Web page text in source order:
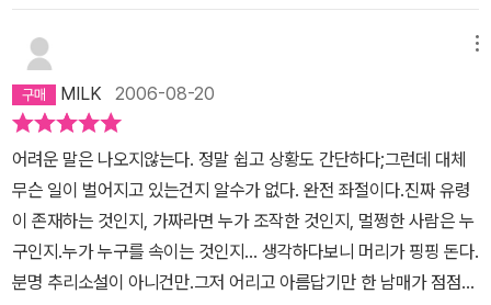
찾지 못한 채 당황하여 새파랗게 질려 나를 쏘아보았다. '그분이 오셨
나요?'이게 도대체 뭔 소리인지... 물론 비문은 없다. 이 부분의 원문
은 다음과 같다(텍스트로 복사하려다가 서식 고치기 귀찮아서 이미지
로 땄다. 출처는 우리의 구세주인 ibiblio).어떻게 생각하는가, she와
he의 차이를.사실 번역에 정답이 있는 것도 아니고, 여기 리뷰들을 봐
도 독서에 지장이 줄 정도로 번역에 문제가 있다는 지적은 하나도 없
는 걸 보면 단지 나와 번역자의 코드가 맞지 않기 때문인지도 모르겠
다. 리뷰랍시고 쓴 글인데 번역에 대해 꼬투리만 잡은 셈이지만, 별 수
헛된 일인가. 아이들은 결국 자란다. 어린아이가 이야기의 주체가 될
때 언제나 충분히 예견되는 불안의 요소다. 언제나 후대는 세계를 부
수고 성장한다. 그를 저지하려는 애처로움은 독자에게 연민과 조소를
얻게 될 뿐 아닐까. 이름을 말할 수 없는 자가 존재하는 듯 애매모호한
표현들이, 다중적인 심리를 부각하고 덕분에 모든 것을 의심하는 읽
기가 된다. 과대망상에 빠진 선생이 가장 의심스러운 인물이지만, 애
초에 이 판을 기획하는 자와 불행한 희생자가 되는 사람들을 방관하
는 블라이 저택의 사용자들도 신뢰할 수 없다. 개인의 맹목적인 도덕
적 믿음이 한계치를 넘어서면 타인의 불행에 적극적인 영향을 미칠
수 있다는 진실이 가장 크게 보였다.단순하게는 심리 스릴러지만, 그
MILK 2006-08-20
어려운 말은 나오지않는다. 정말 쉽고 상황도 간단하다;그런데 대체
무슨 일이 벌어지고 있는건지 알수가 없다. 완전 좌절이다.진짜 유령
이 존재하는 것인지, 가짜라면 누가 조작한 것인지, 멀쩡한 사람은 누
구인지.누가 누구를 속이는 것인지... 생각하다보니 머리가 핑핑 돈다.
분명 추리소설이 아니건만.그저 어리고 아름답기만 한 남매가 점점